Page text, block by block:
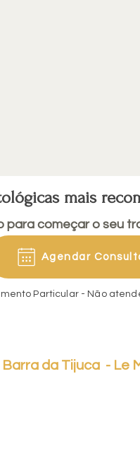
mais
para começar o seu
Agendar
Particular - Não
Barra da Tijuca - Le